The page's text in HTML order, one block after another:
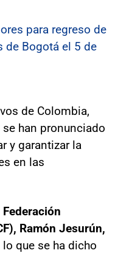
para regreso de
de Bogotá el 5 de
de Colombia,
se han pronunciado
y garantizar la
en las
Federación
Ramón Jesurún,
que se ha dicho